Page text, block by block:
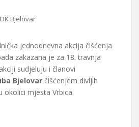
OK Bjelovar
jednodnevna akcija čišćenja
zakazana je za 18. travnja
sudjeluju i članovi
Bjelovar čišćenjem divljih
okolici mjesta Vrbica.